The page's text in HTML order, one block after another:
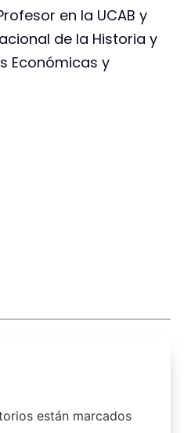
en la UCAB y
de la Historia y
Económicas y
están marcados